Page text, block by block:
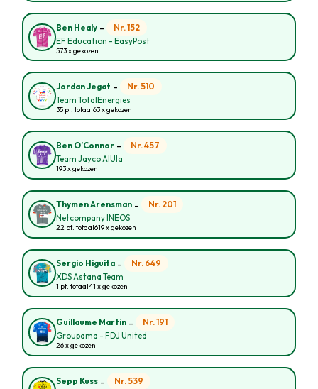
Ben Healy - Nr. 152
EF Education - EasyPost
573 x gekozen
Jordan Jegat - Nr. 510
Team TotalEnergies
35 pt. totaal63 x gekozen
Ben O’Connor - Nr. 457
Team Jayco AlUla
193 x gekozen
Thymen Arensman - Nr. 201
Netcompany INEOS
22 pt. totaal619 x gekozen
Sergio Higuita - Nr. 649
XDS Astana Team
1 pt. totaal41 x gekozen
Guillaume Martin - Nr. 191
Groupama - FDJ United
26 x gekozen
Sepp Kuss - Nr. 539